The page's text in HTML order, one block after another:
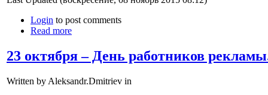
Login to post comments
Read more
23 октября – День работников
Written by Aleksandr.Dmitriev in